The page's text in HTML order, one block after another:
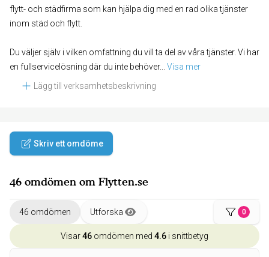
flytt- och städfirma som kan hjälpa dig med en rad olika tjänster
inom städ och flytt.
Du väljer själv i vilken omfattning du vill ta del av våra tjänster. Vi har
en fullservicelösning där du inte behöver... Visa mer
Lägg till verksamhetsbeskrivning
Skriv ett omdöme
46 omdömen om Flytten.se
46 omdömen Utforska 0
Visar46 omdömen med 4.6 i snittbetyg